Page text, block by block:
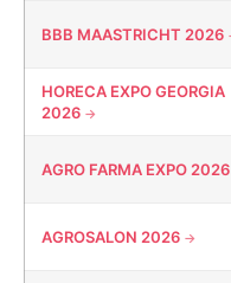
BBB MAASTRICHT 2026
HORECA EXPO GEORGIA
2026
AGRO FARMA EXPO 2026
AGROSALON 2026